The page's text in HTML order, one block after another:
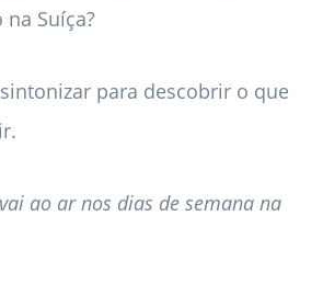
Suíça?
para descobrir o que
ao ar nos dias de semana na